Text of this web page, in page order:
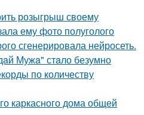
розыгрыш своему
ему фото полуголого
сгенерировала нейросеть.
Мужa" стaло безумно
по количеству
каркасного дома общей